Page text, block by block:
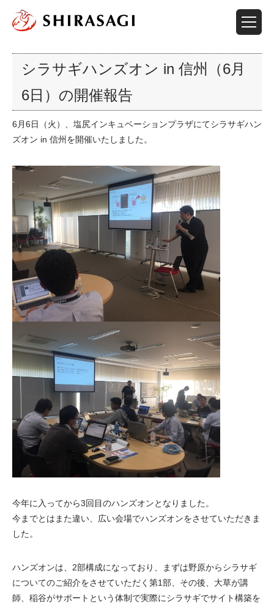
シラサギハンズオン in 信州（6月
6日）の開催報告
6月6日（火）、塩尻インキュベーションプラザにてシラサギハン
ズオン in 信州を開催いたしました。
今年に入ってから3回目のハンズオンとなりました。
今までとはまた違い、広い会場でハンズオンをさせていただきま
した。
ハンズオンは、2部構成になっており、まずは野原からシラサギ
についてのご紹介をさせていただく第1部、その後、大草が講
師、稲谷がサポートという体制で実際にシラサギでサイト構築を